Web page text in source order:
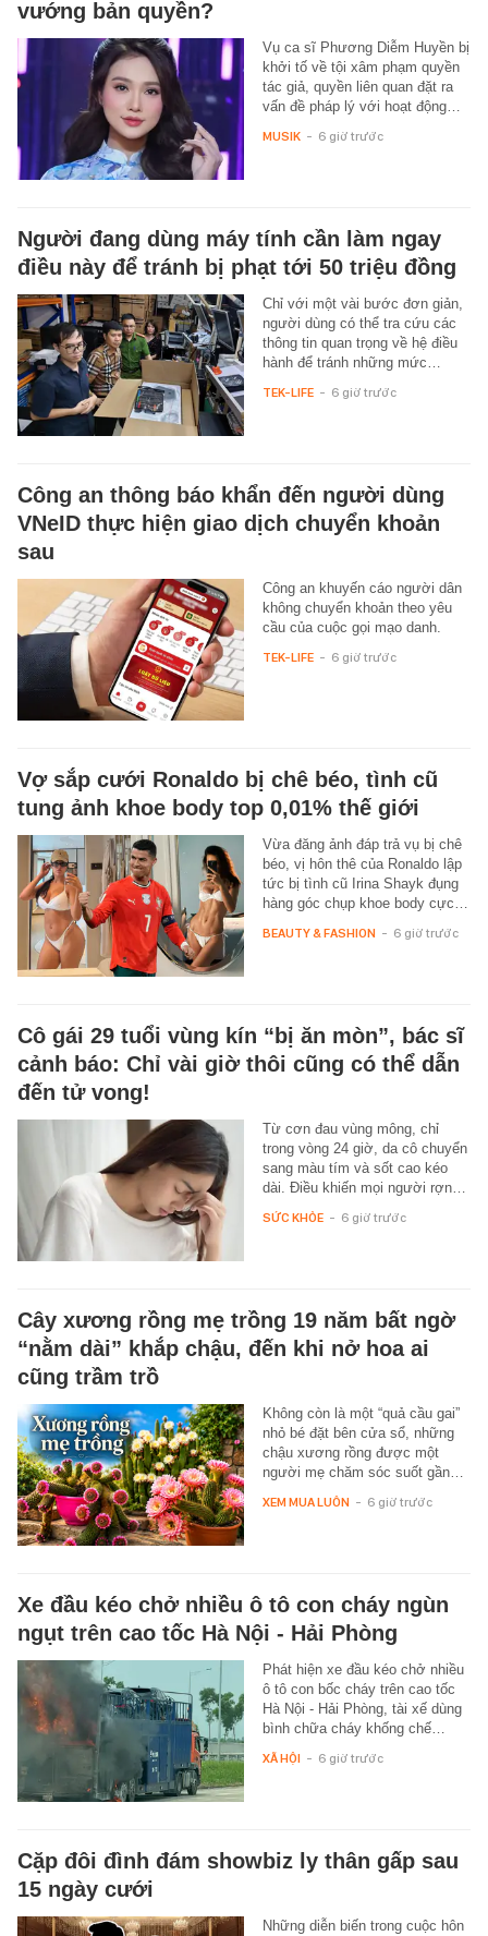
vướng bản quyền?
Vụ ca sĩ Phương Diễm Huyền bị
khởi tố về tội xâm phạm quyền
tác giả, quyền liên quan đặt ra
vấn đề pháp lý với hoạt động…
MUSIK - 6 giờ trước
Người đang dùng máy tính cần làm ngay
điều này để tránh bị phạt tới 50 triệu đồng
Chỉ với một vài bước đơn giản,
người dùng có thể tra cứu các
thông tin quan trọng về hệ điều
hành để tránh những mức…
TEK-LIFE - 6 giờ trước
Công an thông báo khẩn đến người dùng
VNeID thực hiện giao dịch chuyển khoản
sau
Công an khuyến cáo người dân
không chuyển khoản theo yêu
cầu của cuộc gọi mạo danh.
TEK-LIFE - 6 giờ trước
Vợ sắp cưới Ronaldo bị chê béo, tình cũ
tung ảnh khoe body top 0,01% thế giới
Vừa đăng ảnh đáp trả vụ bị chê
béo, vị hôn thê của Ronaldo lập
tức bị tình cũ Irina Shayk đụng
hàng góc chụp khoe body cực…
BEAUTY & FASHION - 6 giờ trước
Cô gái 29 tuổi vùng kín “bị ăn mòn”, bác sĩ
cảnh báo: Chỉ vài giờ thôi cũng có thể dẫn
đến tử vong!
Từ cơn đau vùng mông, chỉ
trong vòng 24 giờ, da cô chuyển
sang màu tím và sốt cao kéo
dài. Điều khiến mọi người rợn…
SỨC KHỎE - 6 giờ trước
Cây xương rồng mẹ trồng 19 năm bất ngờ
“nằm dài” khắp chậu, đến khi nở hoa ai
cũng trầm trồ
Không còn là một “quả cầu gai”
nhỏ bé đặt bên cửa sổ, những
chậu xương rồng được một
người mẹ chăm sóc suốt gần…
XEM MUA LUÔN - 6 giờ trước
Xe đầu kéo chở nhiều ô tô con cháy ngùn
ngụt trên cao tốc Hà Nội - Hải Phòng
Phát hiện xe đầu kéo chở nhiều
ô tô con bốc cháy trên cao tốc
Hà Nội - Hải Phòng, tài xế dùng
bình chữa cháy khống chế…
XÃ HỘI - 6 giờ trước
Cặp đôi đình đám showbiz ly thân gấp sau
15 ngày cưới
Những diễn biến trong cuộc hôn